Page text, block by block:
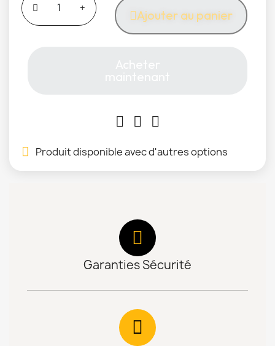
Ajouter au panier
Produit disponible avec d'autres options
Garanties Sécurité